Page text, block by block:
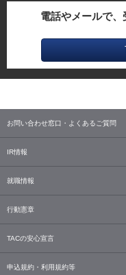
電話やメールで、
お問い合わせ窓口・よくあるご質問
IR情報
就職情報
行動憲章
TACの安心宣言
申込規約・利用規約等